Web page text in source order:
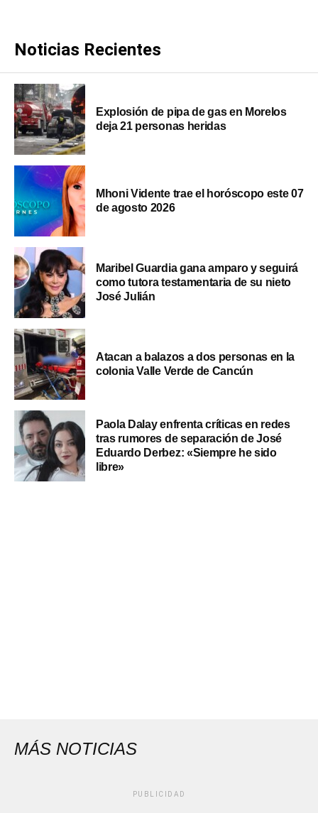
Noticias Recientes
Explosión de pipa de gas en Morelos
deja 21 personas heridas
Mhoni Vidente trae el horóscopo este 07
de agosto 2026
Maribel Guardia gana amparo y seguirá
como tutora testamentaria de su nieto
José Julián
Atacan a balazos a dos personas en la
colonia Valle Verde de Cancún
Paola Dalay enfrenta críticas en redes
tras rumores de separación de José
Eduardo Derbez: «Siempre he sido
libre»
MÁS NOTICIAS
PUBLICIDAD